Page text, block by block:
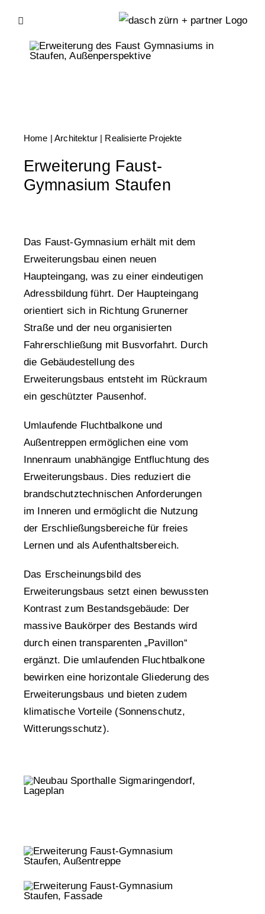
content
Home | Architektur | Realisierte Projekte
Erweiterung Faust-
Gymnasium Staufen
Das Faust-Gymnasium erhält mit dem
Erweiterungsbau einen neuen
Haupteingang, was zu einer eindeutigen
Adressbildung führt. Der Haupteingang
orientiert sich in Richtung Grunerner
Straße und der neu organisierten
Fahrerschließung mit Busvorfahrt. Durch
die Gebäudestellung des
Erweiterungsbaus entsteht im Rückraum
ein geschützter Pausenhof.
Umlaufende Fluchtbalkone und
Außentreppen ermöglichen eine vom
Innenraum unabhängige Entfluchtung des
Erweiterungsbaus. Dies reduziert die
brandschutztechnischen Anforderungen
im Inneren und ermöglicht die Nutzung
der Erschließungsbereiche für freies
Lernen und als Aufenthaltsbereich.
Das Erscheinungsbild des
Erweiterungsbaus setzt einen bewussten
Kontrast zum Bestandsgebäude: Der
massive Baukörper des Bestands wird
durch einen transparenten „Pavillon“
ergänzt. Die umlaufenden Fluchtbalkone
bewirken eine horizontale Gliederung des
Erweiterungsbaus und bieten zudem
klimatische Vorteile (Sonnenschutz,
Witterungsschutz).